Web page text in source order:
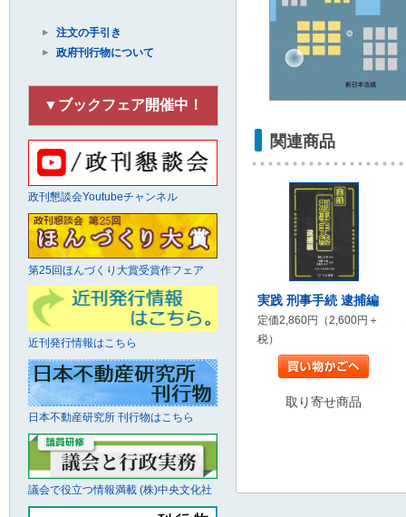
関連商品
実践 刑事手続 逮捕編
定価2,860円（2,600円＋
税）
取り寄せ商品
注文の手引き
政府刊行物について
▼ブックフェア開催中！
政刊懇談会Youtubeチャンネル
第25回ほんづくり大賞受賞作フェア
近刊発行情報はこちら
日本不動産研究所 刊行物はこちら
議会で役立つ情報満載 (株)中央文化社